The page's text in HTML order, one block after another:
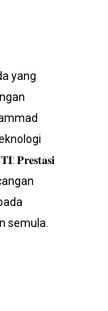
yang
𝐏𝐫𝐞𝐬𝐭𝐚𝐬𝐢
semula.